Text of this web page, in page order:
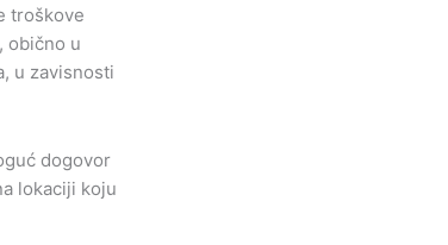
troškove
obično u
u zavisnosti
dogovor
lokaciji koju